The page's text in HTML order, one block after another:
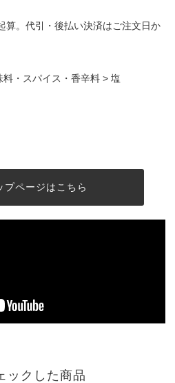
算。代引・後払い決済はご注文日か
料・スパイス・香辛料 >塩
プページはこちら
ックした商品